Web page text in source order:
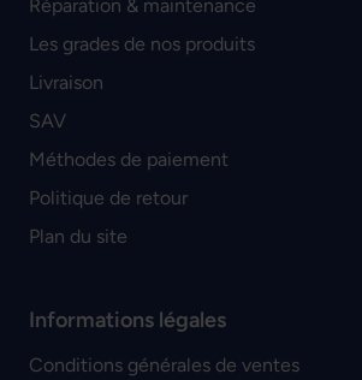
Réparation & maintenance
Les grades de nos produits
Livraison
SAV
Méthodes de paiement
Politique de retour
Plan du site
Informations légales
Conditions générales de ventes